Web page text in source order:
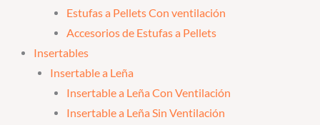
Estufas a Pellets Con ventilación
Accesorios de Estufas a Pellets
Insertables
Insertable a Leña
Insertable a Leña Con Ventilación
Insertable a Leña Sin Ventilación